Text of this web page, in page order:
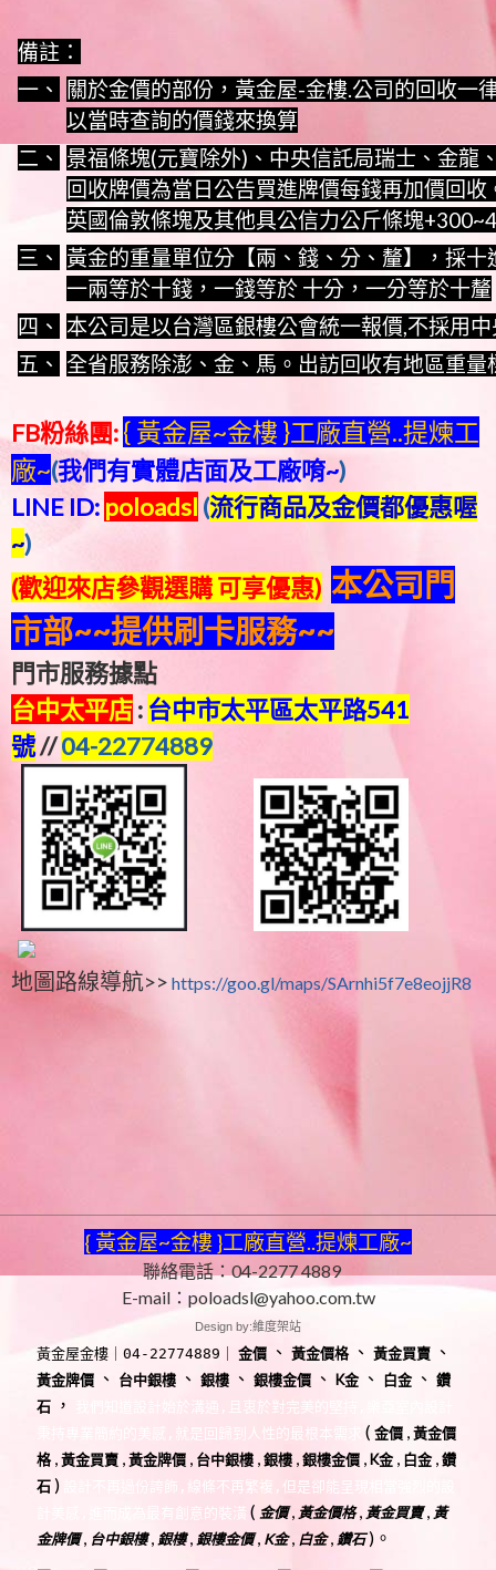
備註：
一、
關於金價的部份，黃金屋-金樓.公司的回收一
以當時查詢的價錢來換算
二、
景福條塊(元寶除外)、中央信託局瑞士、金龍
回收牌價為當日公告買進牌價每錢再加價回
英國倫敦條塊及其他具公信力公斤條塊
三、
黃金的重量單位分【兩、錢、分、釐】，採十
一兩等於十錢，一錢等於 十分，一分等於十釐
四、 本公司是以台灣區銀樓公會統一報價,不採用
五、
全省服務除澎、金、馬。出訪回收有地區重量
FB粉絲團:{ 黃金屋~金樓 }工廠直營..提煉工
廠~(我們有實體店面及工廠唷~)
LINE ID: poloadsl (流行商品及金價都優惠喔
~)
(歡迎來店參觀選購 可享優惠) 本公司門
市部~~提供刷卡服務~~
門市服務據點
台中太平店: 台中市太平區太平路541
號//04-22774889
地圖路線導航>> https://goo.gl/maps/SArnhi5f7e8eojjR8
{ 黃金屋~金樓 }工廠直營..提煉工廠~
聯絡電話：04-2277 4889
E-mail：poloadsl@yahoo.com.tw
Design by:維度架站
黃金屋金樓｜04-22774889｜ 金價 、 黃金價格 、 黃金買賣 、
黃金牌價 、 台中銀樓 、 銀樓 、 銀樓金價 、 K金 、 白金 、 鑽
石 ，
我們知道設計始於溝通,且衷於對完美的堅持,樂亞室內設計
秉持專業簡約的美感,就是回歸到人性的最根本需求
( 金價 , 黃金價
格 , 黃金買賣 , 黃金牌價 , 台中銀樓 , 銀樓 , 銀樓金價 , K金 , 白金 , 鑽
石 )
設計不再過份誇飾,線條不再繁複,但是卻能呈現相當強烈的設
計美感,進而成為最有創意的裝潢 ( 金價, 黃金價格 , 黃金買賣, 黃
金牌價, 台中銀樓 , 銀樓 , 銀樓金價, K金 , 白金 , 鑽石)。